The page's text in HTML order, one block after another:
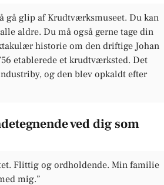
gå glip af Krudtværksmuseet. Du kan
aldre. Du må også gerne tage din
historie om den driftige Johan
etablerede et krudtværksted. Det
og den blev opkaldt efter
ved dig som
Flittig og ordholdende. Min familie
mig.”